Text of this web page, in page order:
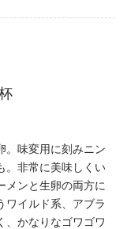
。味変用に刻みニン
。非常に美味しくい
メンと生卵の両方に
ワイルド系、アブラ
、かなりなゴワゴワ